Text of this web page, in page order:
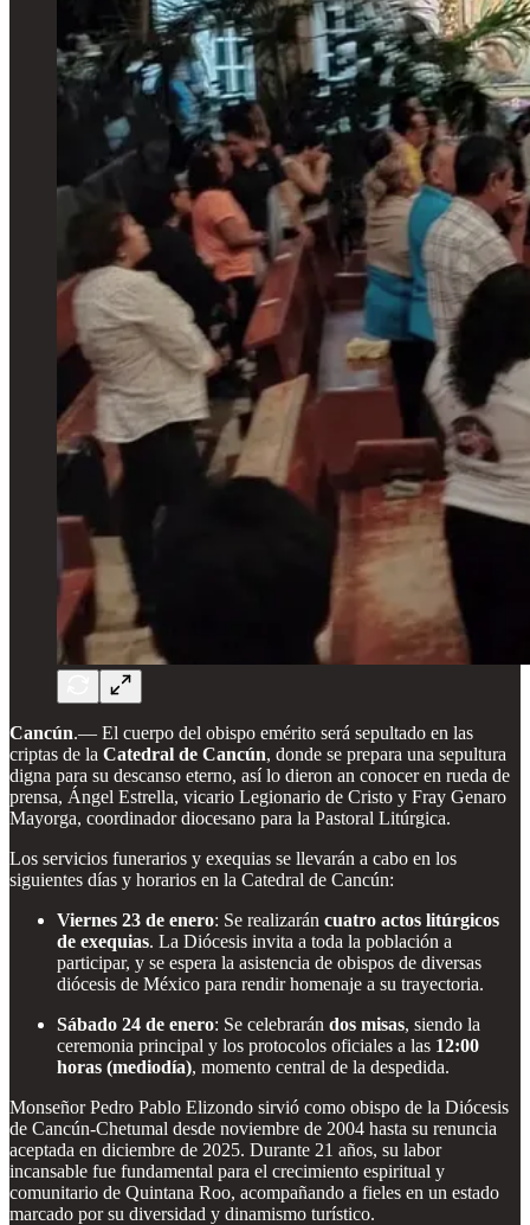
Cancún.— El cuerpo del obispo emérito será sepultado en las
criptas de la Catedral de Cancún, donde se prepara una sepultura
digna para su descanso eterno, así lo dieron an conocer en rueda de
prensa, Ángel Estrella, vicario Legionario de Cristo y Fray Genaro
Mayorga, coordinador diocesano para la Pastoral Litúrgica.
Los servicios funerarios y exequias se llevarán a cabo en los
siguientes días y horarios en la Catedral de Cancún:
Viernes 23 de enero: Se realizarán cuatro actos litúrgicos
de exequias. La Diócesis invita a toda la población a
participar, y se espera la asistencia de obispos de diversas
diócesis de México para rendir homenaje a su trayectoria.
Sábado 24 de enero: Se celebrarán dos misas, siendo la
ceremonia principal y los protocolos oficiales a las 12:00
horas (mediodía), momento central de la despedida.
Monseñor Pedro Pablo Elizondo sirvió como obispo de la Diócesis
de Cancún-Chetumal desde noviembre de 2004 hasta su renuncia
aceptada en diciembre de 2025. Durante 21 años, su labor
incansable fue fundamental para el crecimiento espiritual y
comunitario de Quintana Roo, acompañando a fieles en un estado
marcado por su diversidad y dinamismo turístico.